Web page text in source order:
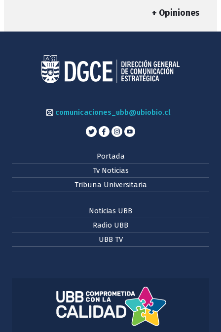
+ Opiniones
comunicaciones_ubb@ubiobio.cl
Portada
Tv Noticias
Tribuna Universitaria
Noticias UBB
Radio UBB
UBB TV